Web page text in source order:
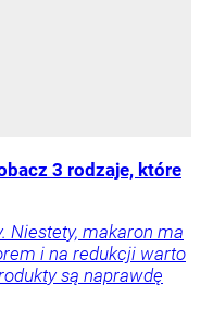
3 rodzaje, które
Niestety, makaron ma
i na redukcji warto
są naprawdę